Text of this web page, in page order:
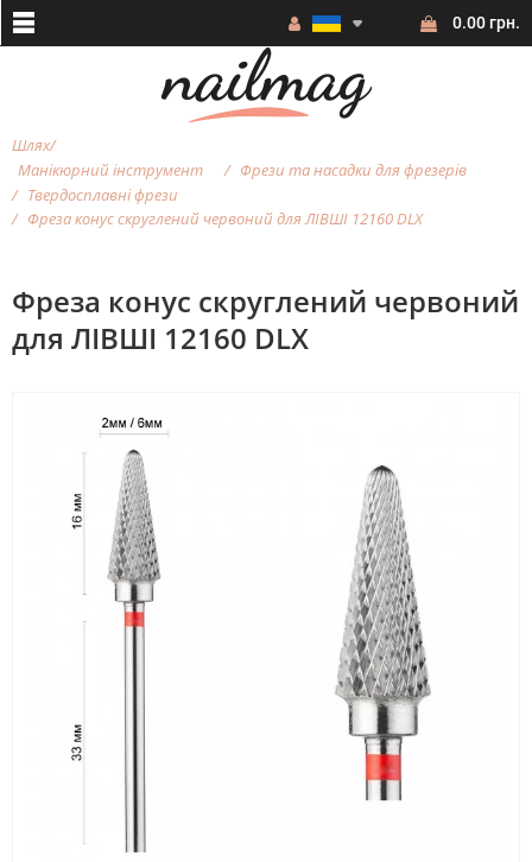
0.00 грн.
Шлях
Манікюрний інструмент
Фрези та насадки для фрезерiв
Твердосплавні фрези
Фреза конус скруглений червоний для ЛІВШІ 12160 DLX
Фреза конус скруглений червоний
для ЛІВШІ 12160 DLX